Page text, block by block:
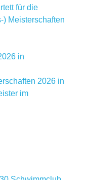
für die
) Meisterschaften
in
2026 in
im